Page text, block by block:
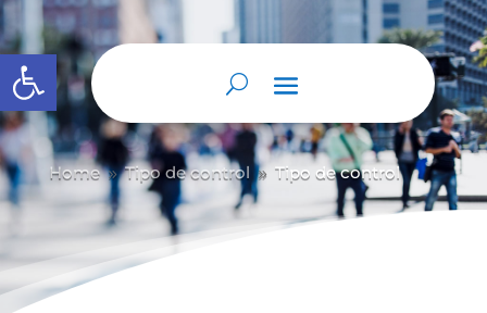
Abrir barra de herramientas
Home 9 Tipo de control 9 Tipo de control